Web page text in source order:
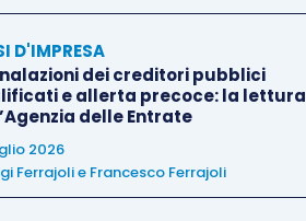
D'IMPRESA
dei creditori pubblici
e allerta precoce: la lettura
delle Entrate
2026
Ferrajolie Francesco Ferrajoli